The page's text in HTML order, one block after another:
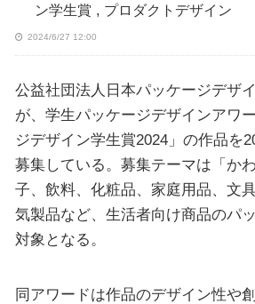
ン学生賞 , プロダクトデザイン
2024/6/27 12:00
公益社団法人日本パッケージデザ
が、学生パッケージデザインアワ
ジデザイン学生賞2024」の作品を
募集している。募集テーマは「か
子、飲料、化粧品、家庭用品、文
気製品など、生活者向け商品のパ
対象となる。
同アワードは作品のデザイン性や